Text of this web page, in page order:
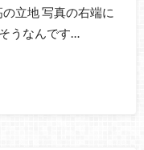
立地 写真の右端に
うなんです…